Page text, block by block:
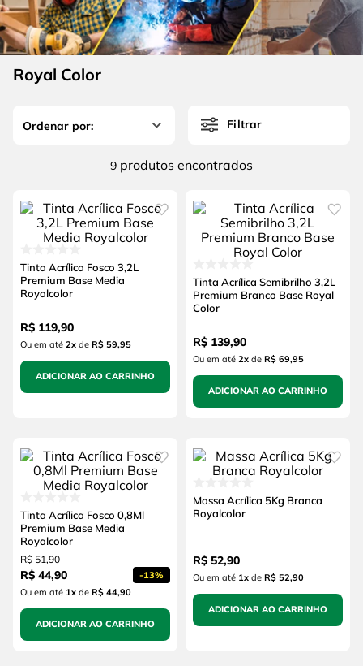
Royal Color
Filtrar
9 produtos
Tinta Acrílica Fosco 3,2L
Premium Base Media
Royalcolor
R$ 119,90
Ou em até 2xde R$ 59,95
ADICIONAR AO CARRINHO
Tinta Acrílica Semibrilho 3,2L
Premium Branco Base Royal
Color
R$ 139,90
Ou em até 2xde R$ 69,95
ADICIONAR AO CARRINHO
Tinta Acrílica Fosco 0,8Ml
Premium Base Media
Royalcolor
R$ 51,90
R$ 44,90 -13%
Ou em até 1xde R$ 44,90
ADICIONAR AO CARRINHO
Massa Acrílica 5Kg Branca
Royalcolor
R$ 52,90
Ou em até 1xde R$ 52,90
ADICIONAR AO CARRINHO
6º fio
7º serra copo
8º disco corte
luva
4 º escada
5º serra circular
º
disco corte